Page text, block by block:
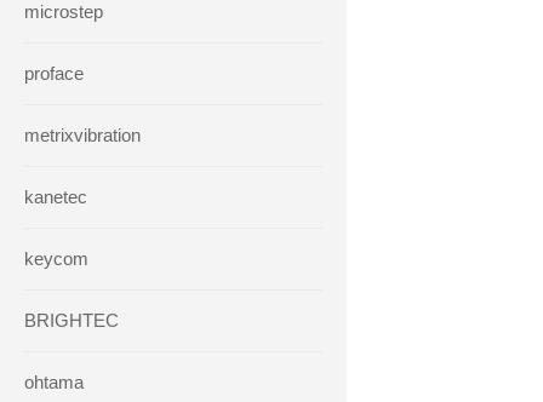
microstep
proface
metrixvibration
kanetec
keycom
BRIGHTEC
ohtama